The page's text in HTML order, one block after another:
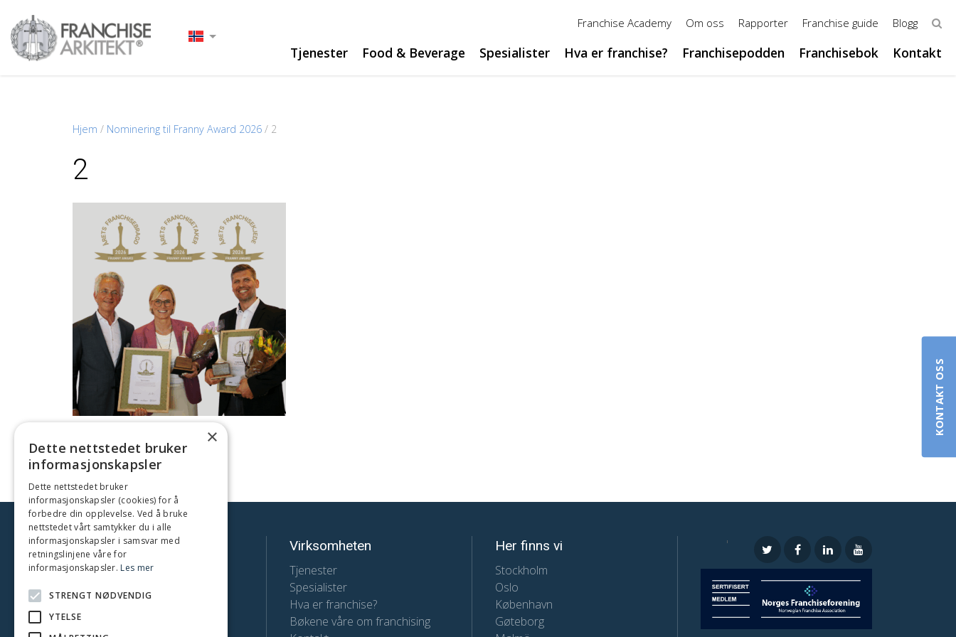
Franchise Academy Om oss Rapporter Franchise guide Blogg
Tjenester Food & Beverage Spesialister Hva er franchise? Franchisepodden Franchisebok Kontakt
Hjem / Nominering til Franny Award 2026 / 2
2
FranchiseArkitekt
Telefon:
Virksomheten
Tjenester
Spesialister
Hva er franchise?
Bøkene våre om franchising
Her finns vi
Stockholm
Oslo
København
Gøteborg
'
KONTAKT OSS
×
Dette nettstedet bruker
informasjonskapsler
Dette nettstedet bruker
informasjonskapsler (cookies) for å
forbedre din opplevelse. Ved å bruke
nettstedet vårt samtykker du i alle
informasjonskapsler i samsvar med
retningslinjene våre for
informasjonskapsler. Les mer
STRENGT NØDVENDIG
YTELSE